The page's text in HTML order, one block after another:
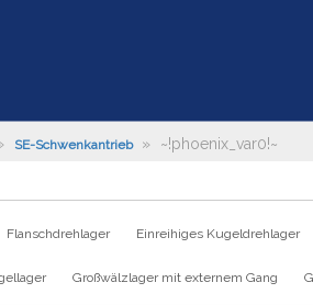
SE-Schwenkantrieb » ~!phoenix_var0!~
Flanschdrehlager Einreihiges Kugeldrehlager
Großwälzlager mit externem Gang